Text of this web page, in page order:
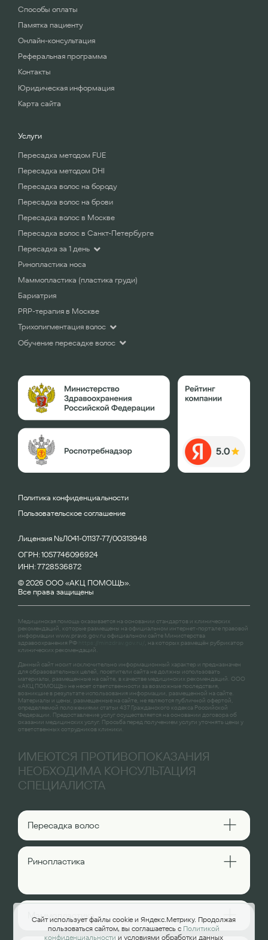
Способы оплаты
Памятка пациенту
Онлайн-консультация
Реферальная программа
Контакты
Юридическая информация
Карта сайта
Услуги
Пересадка методом FUE
Пересадка методом DHI
Пересадка волос на бороду
Пересадка волос на брови
Пересадка волос в Москве
Пересадка волос в Санкт-Петербурге
Пересадка за 1 день
Ринопластика носа
Маммопластика (пластика груди)
Бариатрия
PRP-терапия в Москве
Трихопигментация волос
Обучение пересадке волос
Политика конфиденциальности
Пользовательское соглашение
Лицензия №Л041-01137-77/00313948
ОГРН: 1057746096924
ИНН: 7728536872
© 2026 ООО «АКЦ ПОМОЩЬ».
Все права защищены
Медицинская помощь оказывается на основании стандартов и клинических
рекомендаций, которые размещены на официальном интернет-портале правовой
информации www.pravo.gov.ru официальном сайте Министерства
здравоохранения РФ
, на которых размещён рубрикатор
клинических рекомендаций.
Данный сайт носит исключительно информационный характер и предназначен
для образовательных целей, посетители сайта не должны использовать
материалы, размещенные на сайте, в качестве медицинских рекомендаций. ООО
«АКЦ ПОМОЩЬ» не несет ответственности за возможные последствия,
возникшие в результате использования информации, размещенной на сайте.
Материалы и цены, размещенные на сайте, не являются публичной офертой,
определяемой положениями статьи 437 Гражданского кодекса Российской
Федерации. Предоставление услуг осуществляется на основании договора об
оказании медицинских услуг. Просьба перед получением услуги уточнять цены у
ответственных сотрудников клиники.
ИМЕЮТСЯ ПРОТИВОПОКАЗАНИЯ
НЕОБХОДИМА КОНСУЛЬТАЦИЯ
СПЕЦИАЛИСТА
Пересадка волос
Ринопластика
Маммопластика
Сайт использует файлы cookie и Яндекс.Метрику. Продолжая
пользоваться сайтом, вы соглашаетесь с Политикой
конфиденциальности и условиями обработки данных